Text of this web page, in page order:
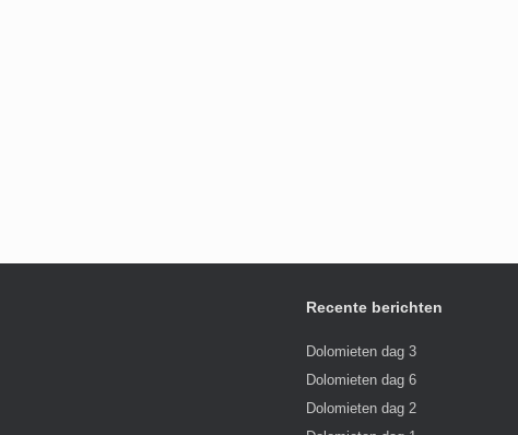
Recente berichten
Dolomieten dag 3
Dolomieten dag 6
Dolomieten dag 2